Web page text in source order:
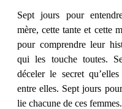
Sept jours pour
mère, cette tante et cette
pour comprendre leur
qui les touche toutes.
déceler le secret
entre elles. Sept jours
lie chacune de ces femmes.